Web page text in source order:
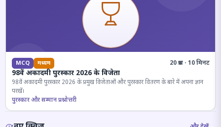
MCQ मध्यम 20 प्रश्न · 10 मिनट
98वें अकादमी पुरस्कार 2026 के विजेता
98वें अकादमी पुरस्कार 2026 के प्रमुख विजेताओं और पुरस्कार वितरण के बारे में अपना ज्ञान
परखें।
पुरस्कार और सम्मान प्रश्नोत्तरी